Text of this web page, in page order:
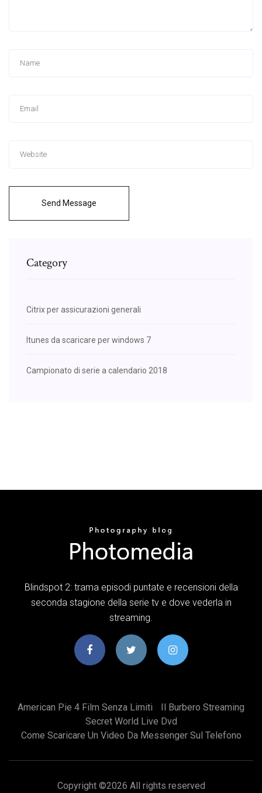
Send Message
Category
Citrix per assicurazioni generali
Itunes da scaricare per windows 7
Campionato di serie a calendario 2018
Blindspot 2: trama episodi puntate e recensioni della
seconda stagione della serie tv e dove vederla in
streaming.
American Pie 4 Film Senza Limiti
Il Burbero Streaming
Secret World Live Dvd
Come Scaricare Un Video Da Messenger Sul Telefono
Copyright ©2026 All rights reserved